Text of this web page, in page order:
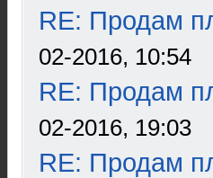
RE: Продам
02-2016, 10:54
RE: Продам
02-2016, 19:03
RE: Продам